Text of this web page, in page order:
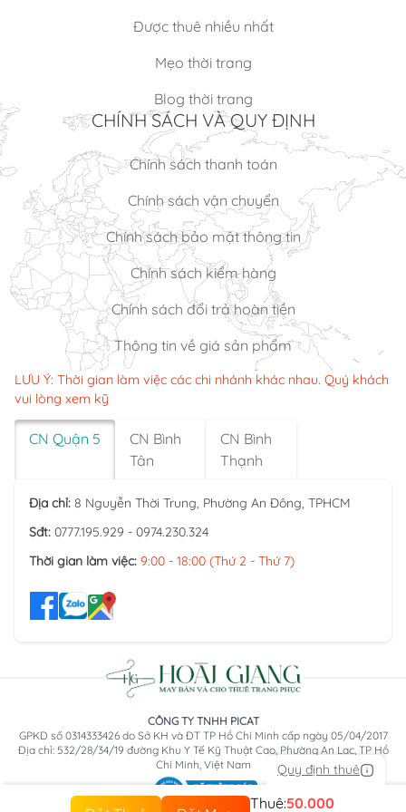
Quy định thuê
Thuê:50.000
Được thuê nhiều nhất
Mẹo thời trang
Blog thời trang
CHÍNH SÁCH VÀ QUY ĐỊNH
Chính sách thanh toán
Chính sách vận chuyển
Chính sách bảo mật thông tin
Chính sách kiểm hàng
Chính sách đổi trả hoàn tiền
Thông tin về giá sản phẩm
LƯU Ý: Thời gian làm việc các chi nhánh khác nhau. Quý khách
vui lòng xem kỹ
CN Quận 5
CN Bình
Tân
CN Bình
Thạnh
Địa chỉ: 8 Nguyễn Thời Trung, Phường An Đông, TPHCM
Sđt: 0777.195.929 - 0974.230.324
Thời gian làm việc: 9:00 - 18:00 (Thứ 2 - Thứ 7)
CÔNG TY TNHH PICAT
GPKD số 0314333426 do Sở KH và ĐT TP Hồ Chí Minh cấp ngày 05/04/2017
Địa chỉ: 532/28/34/19 đường Khu Y Tế Kỹ Thuật Cao, Phường An Lạc, TP Hồ
Chí Minh, Việt Nam